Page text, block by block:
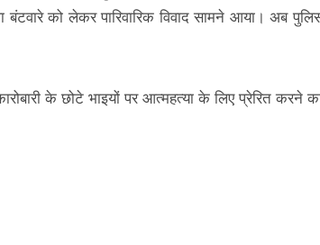
को लेकर पारिवारिक विवाद सामने आया। अब
के छोटे भाइयों पर आत्महत्या के लिए प्रेरित करने